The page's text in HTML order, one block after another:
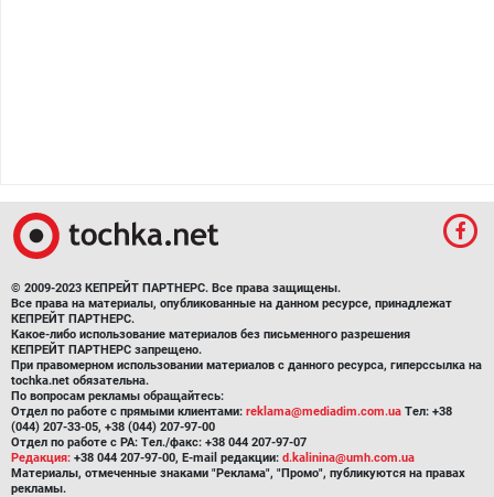
© 2009-2023 КЕПРЕЙТ ПАРТНЕРС. Все права защищены.
Все права на материалы, опубликованные на данном ресурсе, принадлежат
КЕПРЕЙТ ПАРТНЕРС.
Какое-либо использование материалов без письменного разрешения
КЕПРЕЙТ ПАРТНЕРС запрещено.
При правомерном использовании материалов с данного ресурса, гиперссылка на
tochka.net обязательна.
По вопросам рекламы обращайтесь:
Отдел по работе с прямыми клиентами: reklama@mediadim.com.ua Тел: +38
(044) 207-33-05, +38 (044) 207-97-00
Отдел по работе с РА: Тел./факс: +38 044 207-97-07
Редакция: +38 044 207-97-00, E-mail редакции: d.kalinina@umh.com.ua
Материалы, отмеченные знаками "Реклама", "Промо", публикуются на правах
рекламы.